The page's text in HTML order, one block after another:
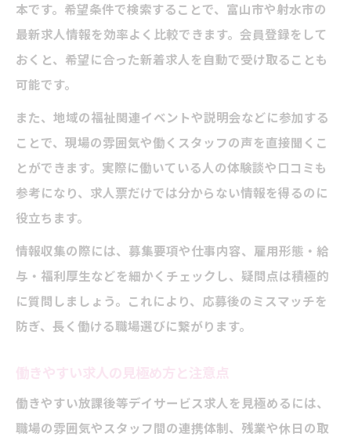
本です。希望条件で検索することで、富山市や射水市の
最新求人情報を効率よく比較できます。会員登録をして
おくと、希望に合った新着求人を自動で受け取ることも
可能です。
また、地域の福祉関連イベントや説明会などに参加する
ことで、現場の雰囲気や働くスタッフの声を直接聞くこ
とができます。実際に働いている人の体験談や口コミも
参考になり、求人票だけでは分からない情報を得るのに
役立ちます。
情報収集の際には、募集要項や仕事内容、雇用形態・給
与・福利厚生などを細かくチェックし、疑問点は積極的
に質問しましょう。これにより、応募後のミスマッチを
防ぎ、長く働ける職場選びに繋がります。
働きやすい求人の見極め方と注意点
働きやすい放課後等デイサービス求人を見極めるには、
職場の雰囲気やスタッフ間の連携体制、残業や休日の取